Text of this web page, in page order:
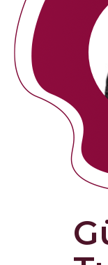
Ebru’nun
İmaj eğitimleri
oluşturuyor.
yapabilmemizde
İlerleyen
da çok
Ebru ICF
Jung
konusunda
GEMMA’da
Mathis’ten